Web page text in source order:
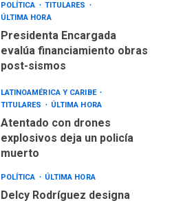
POLÍTICA
TITULARES
ÚLTIMA HORA
Presidenta Encargada
evalúa financiamiento obras
post-sismos
LATINOAMÉRICA Y CARIBE
TITULARES
ÚLTIMA HORA
Atentado con drones
explosivos deja un policía
muerto
POLÍTICA ÚLTIMA HORA
Delcy Rodríguez designa